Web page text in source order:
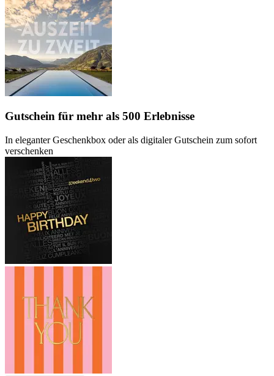
Gutschein für mehr als 500 Erlebnisse
In eleganter Geschenkbox oder als digitaler Gutschein zum sofort
verschenken